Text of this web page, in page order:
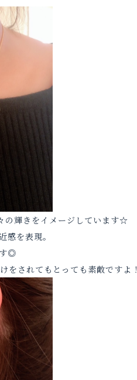
の輝きをイメージしています☆
を表現。
◎
をされてもとっても素敵ですよ！